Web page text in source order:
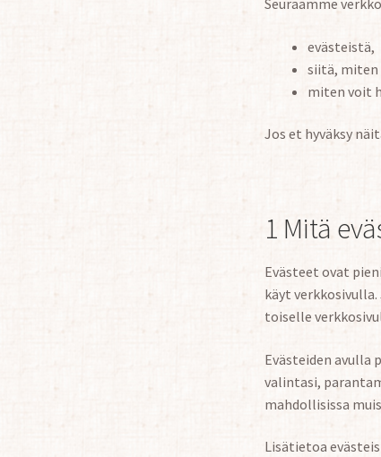
Seuraamme
evästeistä,
siitä, miten
miten voit
Jos et hyväksy
1 Mitä
Evästeet ovat
käyt
toiselle
Evästeiden avulla
valintasi,
mahdollisissa
Lisätietoa